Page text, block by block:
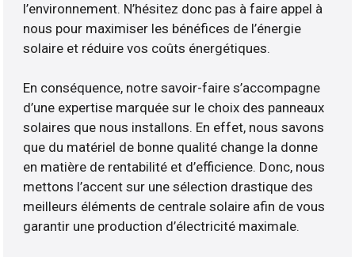
l’environnement. N’hésitez donc pas à faire appel à
nous pour maximiser les bénéfices de l’énergie
solaire et réduire vos coûts énergétiques.
En conséquence, notre savoir-faire s’accompagne
d’une expertise marquée sur le choix des panneaux
solaires que nous installons. En effet, nous savons
que du matériel de bonne qualité change la donne
en matière de rentabilité et d’efficience. Donc, nous
mettons l’accent sur une sélection drastique des
meilleurs éléments de centrale solaire afin de vous
garantir une production d’électricité maximale.